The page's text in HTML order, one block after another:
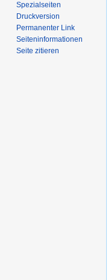
Spezialseiten
Druckversion
Permanenter Link
Seiten­­informationen
Seite zitieren